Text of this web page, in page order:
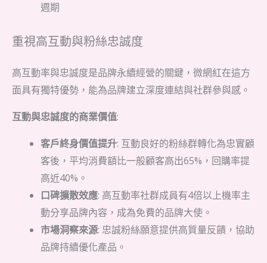
週期
重視高互動與粉絲忠誠度
高互動率與忠誠度是品牌永續經營的關鍵，微網紅在這方
面具有獨特優勢，能為品牌建立深度連結與社群參與感。
互動與忠誠度的商業價值:
客戶終身價值提升: 互動良好的粉絲群轉化為忠實顧
客後，平均消費額比一般顧客高出65%，回購率提
高近40%。
口碑擴散效應: 高互動率社群成員有4倍以上機率主
動分享品牌內容，成為免費的品牌大使。
市場洞察來源: 忠誠粉絲願意提供高質量反饋，協助
品牌持續優化產品。